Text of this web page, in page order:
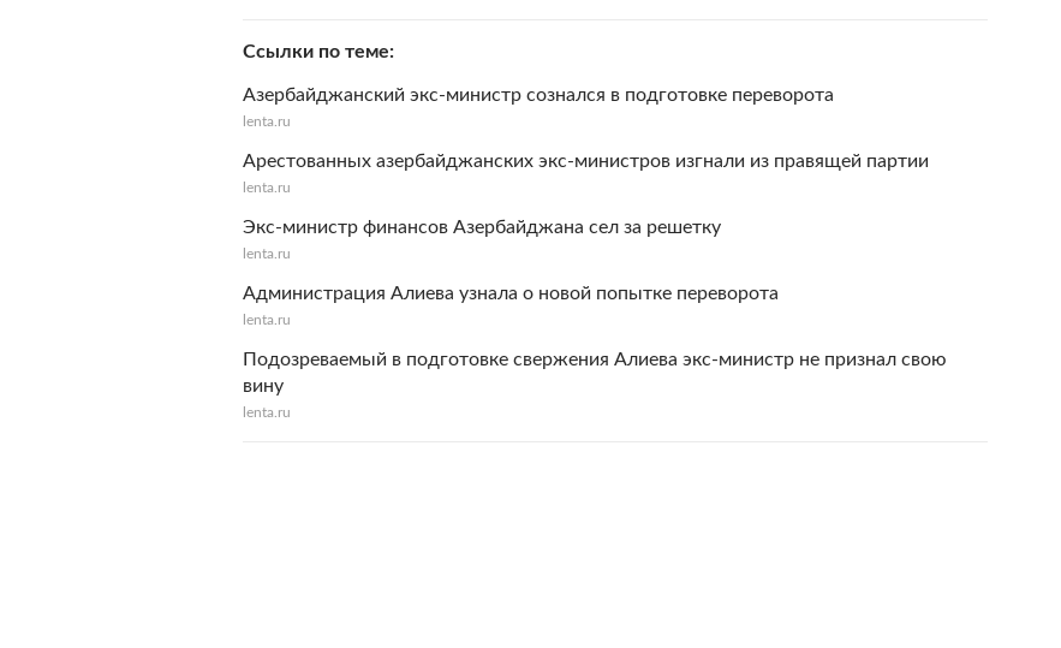
Ссылки по теме
Азербайджанский экс-министр сознался в подготовке переворота
lenta.ru
Арестованных азербайджанских экс-министров изгнали из правящей партии
lenta.ru
Экс-министр финансов Азербайджана сел за решетку
lenta.ru
Администрация Алиева узнала о новой попытке переворота
lenta.ru
Подозреваемый в подготовке свержения Алиева экс-министр не признал свою
вину
lenta.ru